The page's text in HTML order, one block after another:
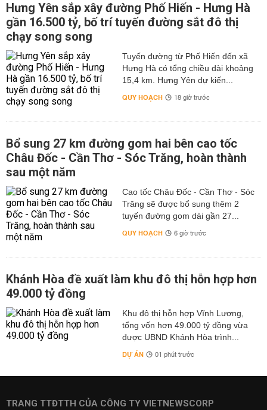
Hưng Yên sắp xây đường Phố Hiến - Hưng Hà
gần 16.500 tỷ, bố trí tuyến đường sắt đô thị
chạy song song
Tuyến đường từ Phố Hiến đến xã
Hưng Hà có tổng chiều dài khoảng
15,4 km. Hưng Yên dự kiến...
QUY HOẠCH 18 giờ trước
Bổ sung 27 km đường gom hai bên cao tốc
Châu Đốc - Cần Thơ - Sóc Trăng, hoàn thành
sau một năm
Cao tốc Châu Đốc - Cần Thơ - Sóc
Trăng sẽ được bổ sung thêm 2
tuyến đường gom dài gần 27...
QUY HOẠCH 6 giờ trước
Khánh Hòa đề xuất làm khu đô thị hỗn hợp hơn
49.000 tỷ đồng
Khu đô thị hỗn hợp Vĩnh Lương,
tổng vốn hơn 49.000 tỷ đồng vừa
được UBND Khánh Hòa trình...
DỰ ÁN 01 phút trước
TRANG TTĐTTH CỦA CÔNG TY VIETNEWSCORP